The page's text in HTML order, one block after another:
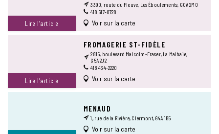
Lire l’article
3390, route du Fleuve, Les Éboulements, G0A 2M0
418 617-0728
Voir sur la carte
Lire l’article
FROMAGERIE ST-FIDÈLE
2815, boulevard Malcolm-Fraser, La Malbaie,
G5A 2J2
418 434-2220
Voir sur la carte
MENAUD
1, rue de la Rivière, Clermont, G4A 1B5
Voir sur la carte